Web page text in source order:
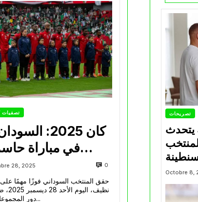
تصفيات
كان 2025:
في مباراة
28, 2025 0
حقق المنتخب السوداني فوزًا مهمًا على
دور المجموعات لبطولة كأس أمم إ...
تصريحات
يتحدث
Octobre 8,